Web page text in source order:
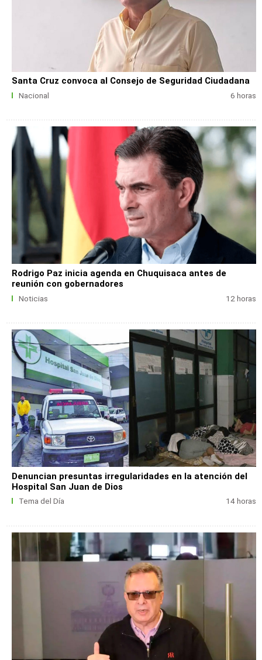
Santa Cruz convoca al Consejo de Seguridad Ciudadana
Nacional 6 horas
Rodrigo Paz inicia agenda en Chuquisaca antes de
reunión con gobernadores
Noticias 12 horas
Denuncian presuntas irregularidades en la atención del
Hospital San Juan de Dios
Tema del Día 14 horas